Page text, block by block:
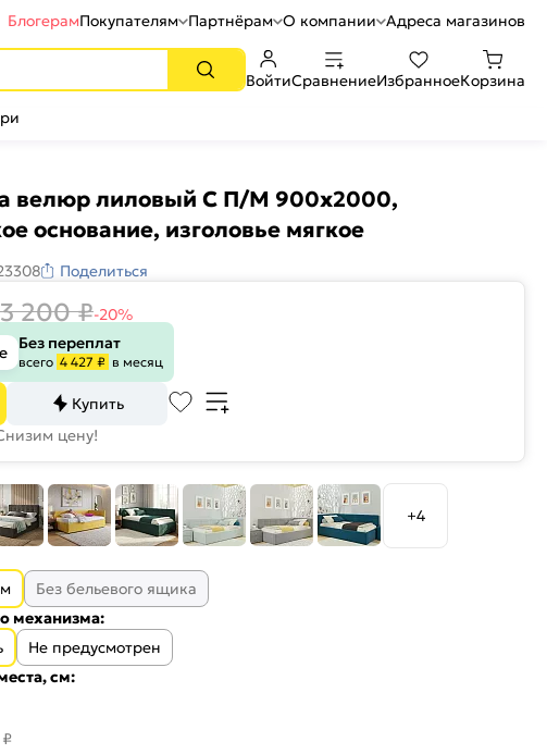
БлогерамПокупателям Партнёрам О компании Адреса магазинов
ВойтиСравнениеИзбранноеКорзина
велюр лиловый С П/М 900x2000,
основание, изголовье мягкое
Поделиться
200₽-20%
Без переплат
всего 4 427 ₽ в месяц
Купить
цену!
+4
Без бельевого ящика
механизма:
Не предусмотрен
см: